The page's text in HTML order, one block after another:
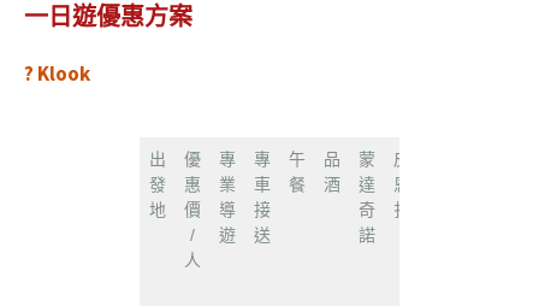
一日遊優惠方案
? Klook
出
發
地
優
惠
價
/
人
專
業
導
遊
專
車
接
送
午
餐
品
酒
蒙
達
奇
諾
皮
恩
扎